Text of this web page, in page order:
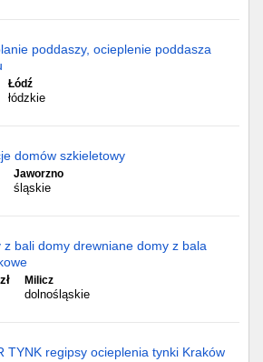
poddaszy, ocieplenie poddasza
Łódź
łódzkie
domów szkieletowy
Jaworzno
śląskie
z bali domy drewniane domy z bala
Milicz
dolnośląskie
TYNK regipsy ocieplenia tynki Kraków